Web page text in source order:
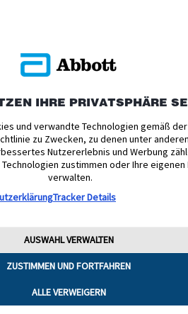
IHRE PRIVATSPHÄRE
und verwandte Technologien gemäß
zu Zwecken, zu denen unter
Nutzererlebnis und Werbung
zustimmen oder Ihre
verwalten.
Tracker Details
ZUSTIMMEN UND FORTFAHREN
ALLE VERWEIGERN
AUSWAHL VERWALTEN